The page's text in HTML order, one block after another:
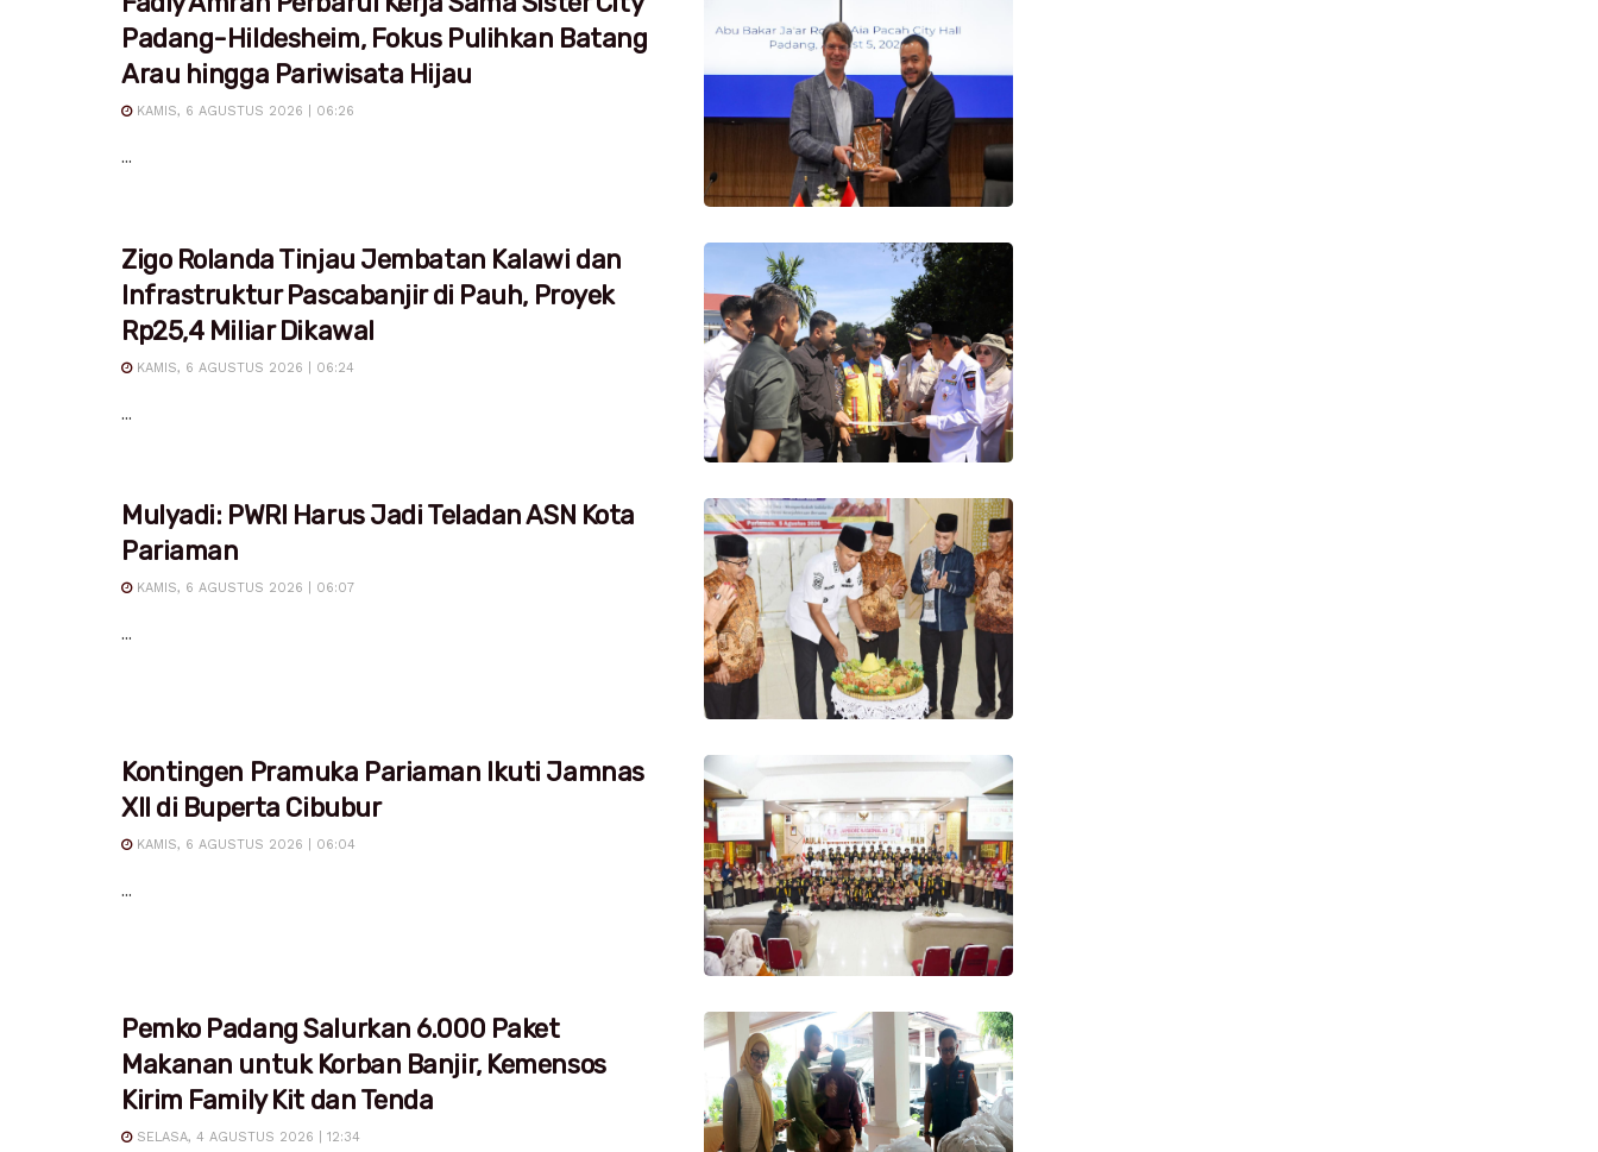
Padang-Hildesheim, Fokus Pulihkan Batang
Arau hingga Pariwisata Hijau
KAMIS, 6 AGUSTUS 2026 | 06:26
...
Zigo Rolanda Tinjau Jembatan Kalawi dan
Infrastruktur Pascabanjir di Pauh, Proyek
Rp25,4 Miliar Dikawal
KAMIS, 6 AGUSTUS 2026 | 06:24
...
Mulyadi: PWRI Harus Jadi Teladan ASN Kota
Pariaman
KAMIS, 6 AGUSTUS 2026 | 06:07
...
Kontingen Pramuka Pariaman Ikuti Jamnas
XII di Buperta Cibubur
KAMIS, 6 AGUSTUS 2026 | 06:04
...
Pemko Padang Salurkan 6.000 Paket
Makanan untuk Korban Banjir, Kemensos
Kirim Family Kit dan Tenda
SELASA, 4 AGUSTUS 2026 | 12:34